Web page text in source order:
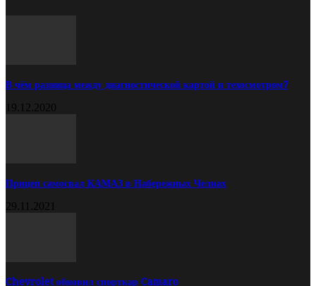
В чём разница между диагностической картой и техосмотром?
19.12.2020
Прицеп самосвал КАМАЗ в Набережных Челнах
29.11.2021
Chevrolet обновил спорткар Camaro